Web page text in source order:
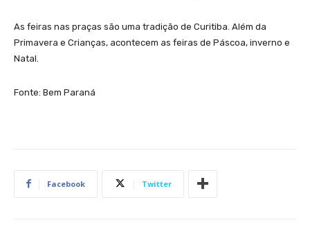
As feiras nas praças são uma tradição de Curitiba. Além da
Primavera e Crianças, acontecem as feiras de Páscoa, inverno e
Natal.
Fonte: Bem Paraná
Facebook Twitter